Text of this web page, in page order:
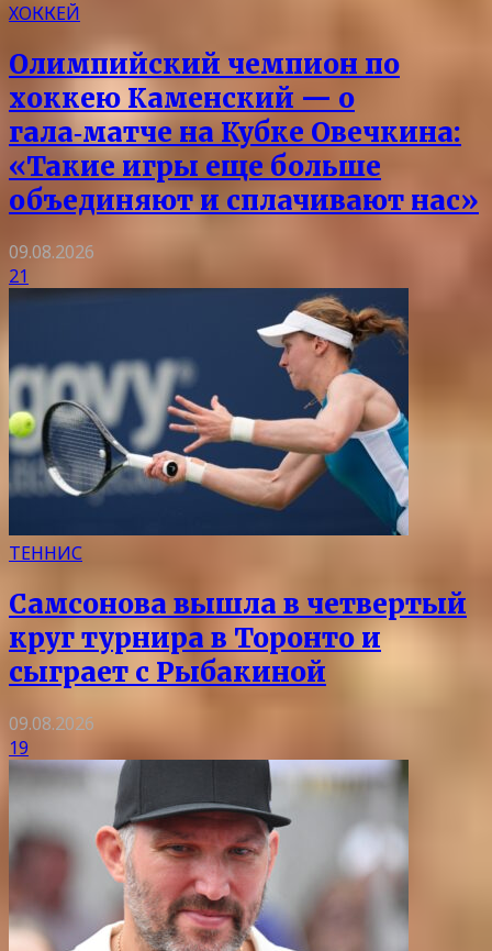
ХОККЕЙ
Олимпийский чемпион по
хоккею Каменский — о
гала‑матче на Кубке Овечкина:
«Такие игры еще больше
объединяют и сплачивают нас»
09.08.2026
21
ТЕННИС
Самсонова вышла в четвертый
круг турнира в Торонто и
сыграет с Рыбакиной
09.08.2026
19